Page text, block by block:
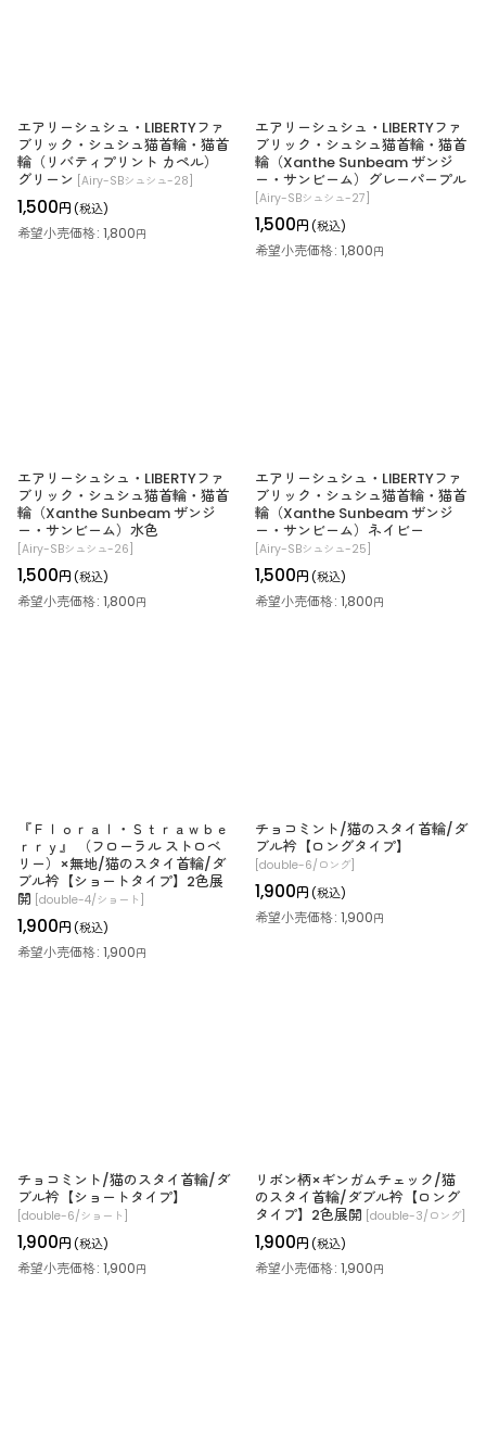
エアリーシュシュ・LIBERTYファ
ブリック・シュシュ猫首輪・猫首
輪（リバティプリント カペル）
グリーン Airy-SBシュシュ-28
1,500円 (税込)
希望小売価格: 1,800円
エアリーシュシュ・LIBERTYファ
ブリック・シュシュ猫首輪・猫首
輪（Xanthe Sunbeam ザンジ
ー・サンビーム）グレーパープル
Airy-SBシュシュ-27
1,500円 (税込)
希望小売価格: 1,800円
エアリーシュシュ・LIBERTYファ
ブリック・シュシュ猫首輪・猫首
輪（Xanthe Sunbeam ザンジ
ー・サンビーム）水色
Airy-SBシュシュ-26
1,500円 (税込)
希望小売価格: 1,800円
エアリーシュシュ・LIBERTYファ
ブリック・シュシュ猫首輪・猫首
輪（Xanthe Sunbeam ザンジ
ー・サンビーム）ネイビー
Airy-SBシュシュ-25
1,500円 (税込)
希望小売価格: 1,800円
『Ｆｌｏｒａｌ・Ｓｔｒａｗｂｅ
ｒｒｙ』 （フローラル ストロベ
リー）×無地/猫のスタイ首輪/ダ
ブル衿【ショートタイプ】2色展
開 double-4/ショート
1,900円 (税込)
希望小売価格: 1,900円
チョコミント/猫のスタイ首輪/ダ
ブル衿【ロングタイプ】
double-6/ロング]
1,900円 (税込)
希望小売価格: 1,900円
チョコミント/猫のスタイ首輪/ダ
ブル衿【ショートタイプ】
double-6/ショート
1,900円 (税込)
希望小売価格: 1,900円
リボン柄×ギンガムチェック/猫
のスタイ首輪/ダブル衿【ロング
タイプ】2色展開 double-3/ロング]
1,900円 (税込)
希望小売価格: 1,900円